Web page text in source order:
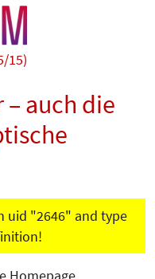
15)
auch die
uid "2646" and type